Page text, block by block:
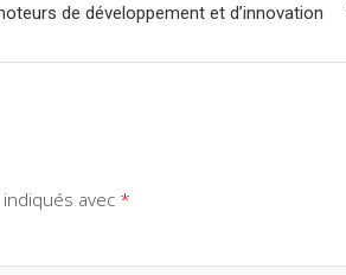
de développement et d’innovation
avec *